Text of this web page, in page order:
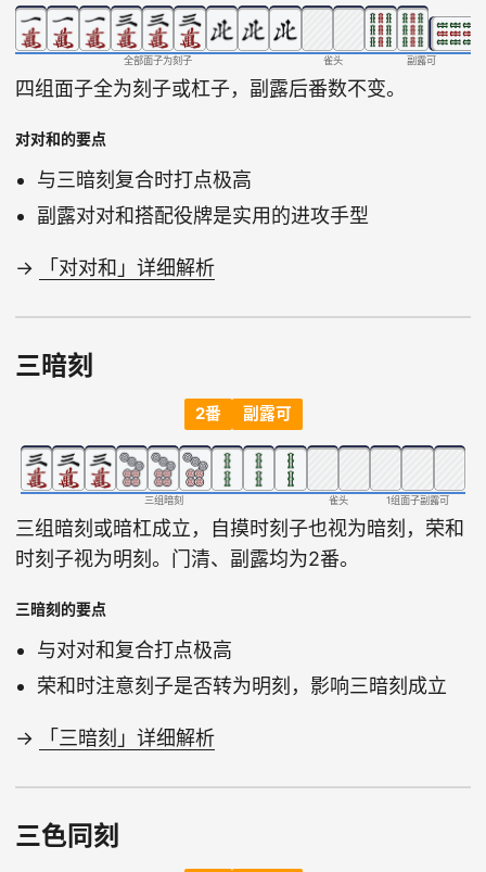
全部面子为刻子 雀头 副露可
四组面子全为刻子或杠子，副露后番数不变。
对对和的要点
与三暗刻复合时打点极高
副露对对和搭配役牌是实用的进攻手型
→ 「对对和」详细解析
三暗刻
2番 副露可
三组暗刻 雀头 1组面子副露可
三组暗刻或暗杠成立，自摸时刻子也视为暗刻，荣和
时刻子视为明刻。门清、副露均为2番。
三暗刻的要点
与对对和复合打点极高
荣和时注意刻子是否转为明刻，影响三暗刻成立
→ 「三暗刻」详细解析
三色同刻